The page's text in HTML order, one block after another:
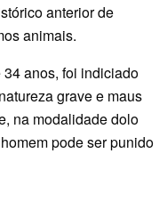
anterior de
animais.
anos, foi indiciado
grave e maus
na modalidade dolo
pode ser punido